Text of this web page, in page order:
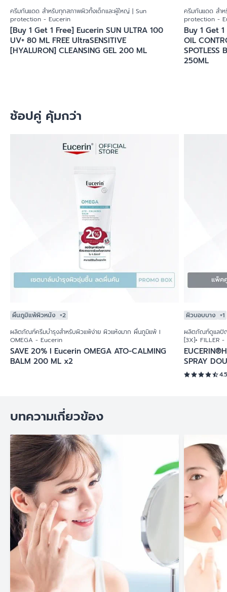
ครีมกันแดด สำหรับทุกสภาพผิวทั้งเด็กและผู้ใหญ่ | Sun
protection - Eucerin
[Buy 1 Get 1 Free] Eucerin SUN ULTRA 100
UV+ 80 ML FREE UltraSENSITIVE
[HYALURON] CLEANSING GEL 200 ML
ครีมกันแดด สำ
protection -
Buy 1 Get
OIL
SPOTLESS
250ML
ช้อปคู่ คุ้มกว่า
ผื่นภูมิแพ้ผิวหนัง +2
ผลิตภัณฑ์ครีมบำรุงสำหรับผิวแพ้ง่าย ผิวแห้งมาก ผื่นภูมิแพ้ I
OMEGA - Eucerin
SAVE 20% I Eucerin OMEGA ATO-CALMING
BALM 200 ML x2
ผิวบอบบาง +1
ผลิตภัณฑ์ดูแลปัญ
[3X]+ FILLER
SPRAY
4.5
บทความเกี่ยวข้อง